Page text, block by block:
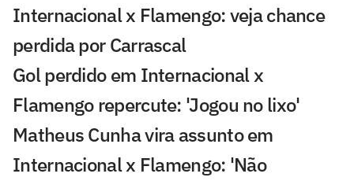
Internacional x Flamengo: veja chance
perdida por Carrascal
Gol perdido em Internacional x
Flamengo repercute: 'Jogou no lixo'
Matheus Cunha vira assunto em
Internacional x Flamengo: 'Não